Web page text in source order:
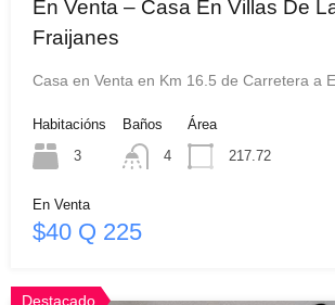
En Venta – Casa En Villas De
Fraijanes
Casa en Venta en Km 16.5 de Carretera a
Habitacións
3
Baños
4
Área
217.72
En Venta
$40 Q 225
Destacado